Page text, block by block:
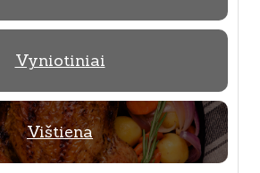
Vyniotiniai
Vištiena